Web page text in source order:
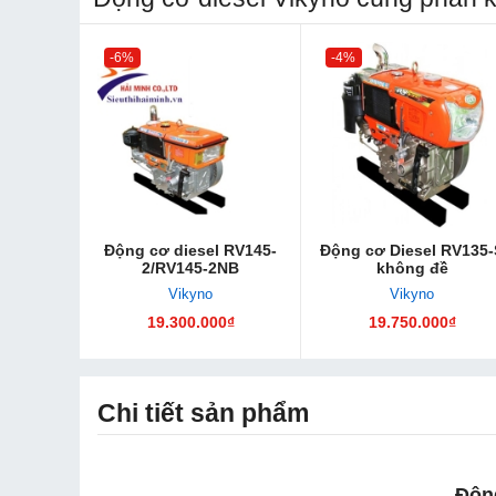
-6%
Động cơ diesel RV145-
2/RV145-2NB
Vikyno
19.300.000₫
-4%
Động cơ Diesel RV135-
không đề
Vikyno
19.750.000₫
Chi tiết sản phẩm